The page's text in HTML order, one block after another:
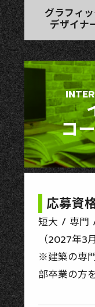
グラフィ
デザイナ
コ
応募資
短大 / 専門
（2027年3
※建築の専
部卒業の方